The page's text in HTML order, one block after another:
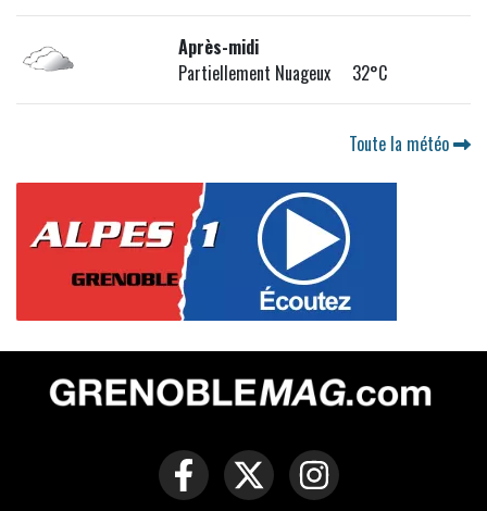
Après-midi
Partiellement Nuageux 32°C
Toute la météo